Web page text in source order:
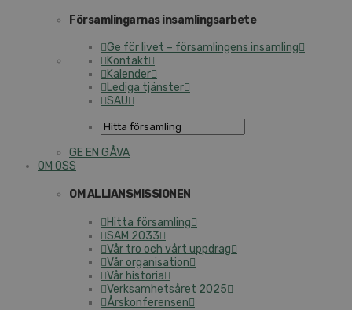
Församlingarnas insamlingsarbete
Ge för livet – församlingens insamling
Kontakt
Kalender
Lediga tjänster
SAU
GE EN GÅVA
OM OSS
OM ALLIANSMISSIONEN
Hitta församling
SAM 2033
Vår tro och vårt uppdrag
Vår organisation
Vår historia
Verksamhetsåret 2025
Årskonferensen